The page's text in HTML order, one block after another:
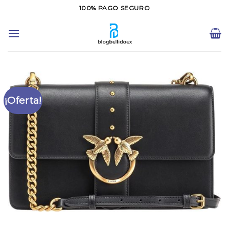
contenido
100% PAGO SEGURO
¡Oferta!